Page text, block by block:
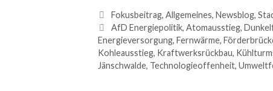
Fokusbeitrag, Allgemeines, Newsblog,
AfD Energiepolitik, Atomausstieg,
Energieversorgung, Fernwärme,
Kohleausstieg, Kraftwerksrückbau,
Jänschwalde, Technologieoffenheit,